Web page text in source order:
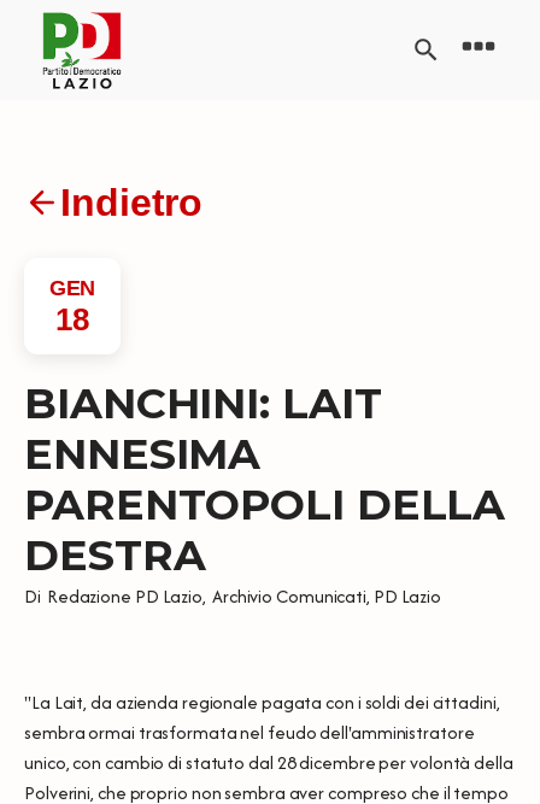
Indietro
GEN
18
BIANCHINI: LAIT
ENNESIMA
PARENTOPOLI DELLA
DESTRA
Di Redazione PD Lazio, Archivio Comunicati, PD Lazio
"La Lait, da azienda regionale pagata con i soldi dei cittadini,
sembra ormai trasformata nel feudo dell'amministratore
unico, con cambio di statuto dal 28 dicembre per volontà della
Polverini, che proprio non sembra aver compreso che il tempo